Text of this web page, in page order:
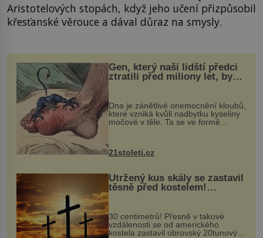
Aristotelových stopách, když jeho učení přizpůsobil
křesťanské věrouce a dával důraz na smysly.
Gen, který naši lidští předci
ztratili před miliony let, by
mohl pomoci s léčbou
„nemoci králů“
Dna je zánětlivé onemocnění kloubů,
které vzniká kvůli nadbytku kyseliny
močové v těle. Ta se ve formě
nohou, a způsobuje bole...
21stoleti.cz
Utržený kus skály se zastavil
těsně před kostelem!
Ochránila ho boží síla?
30 centimetrů! Přesně v takové
vzdálenosti se od amerického
kostela zastavil obrovský 20tunový